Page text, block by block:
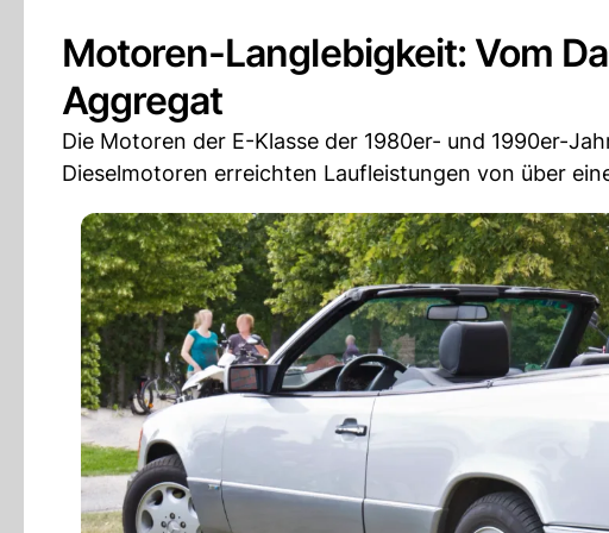
Motoren-Langlebigkeit: Vom
Aggregat
Die Motoren der E-Klasse der 1980er- und 1990er-
Dieselmotoren erreichten Laufleistungen von über